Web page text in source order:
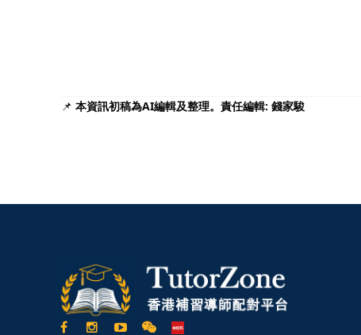
📌 本資訊初稿為AI編輯及整理。責任編輯: 錢家駿